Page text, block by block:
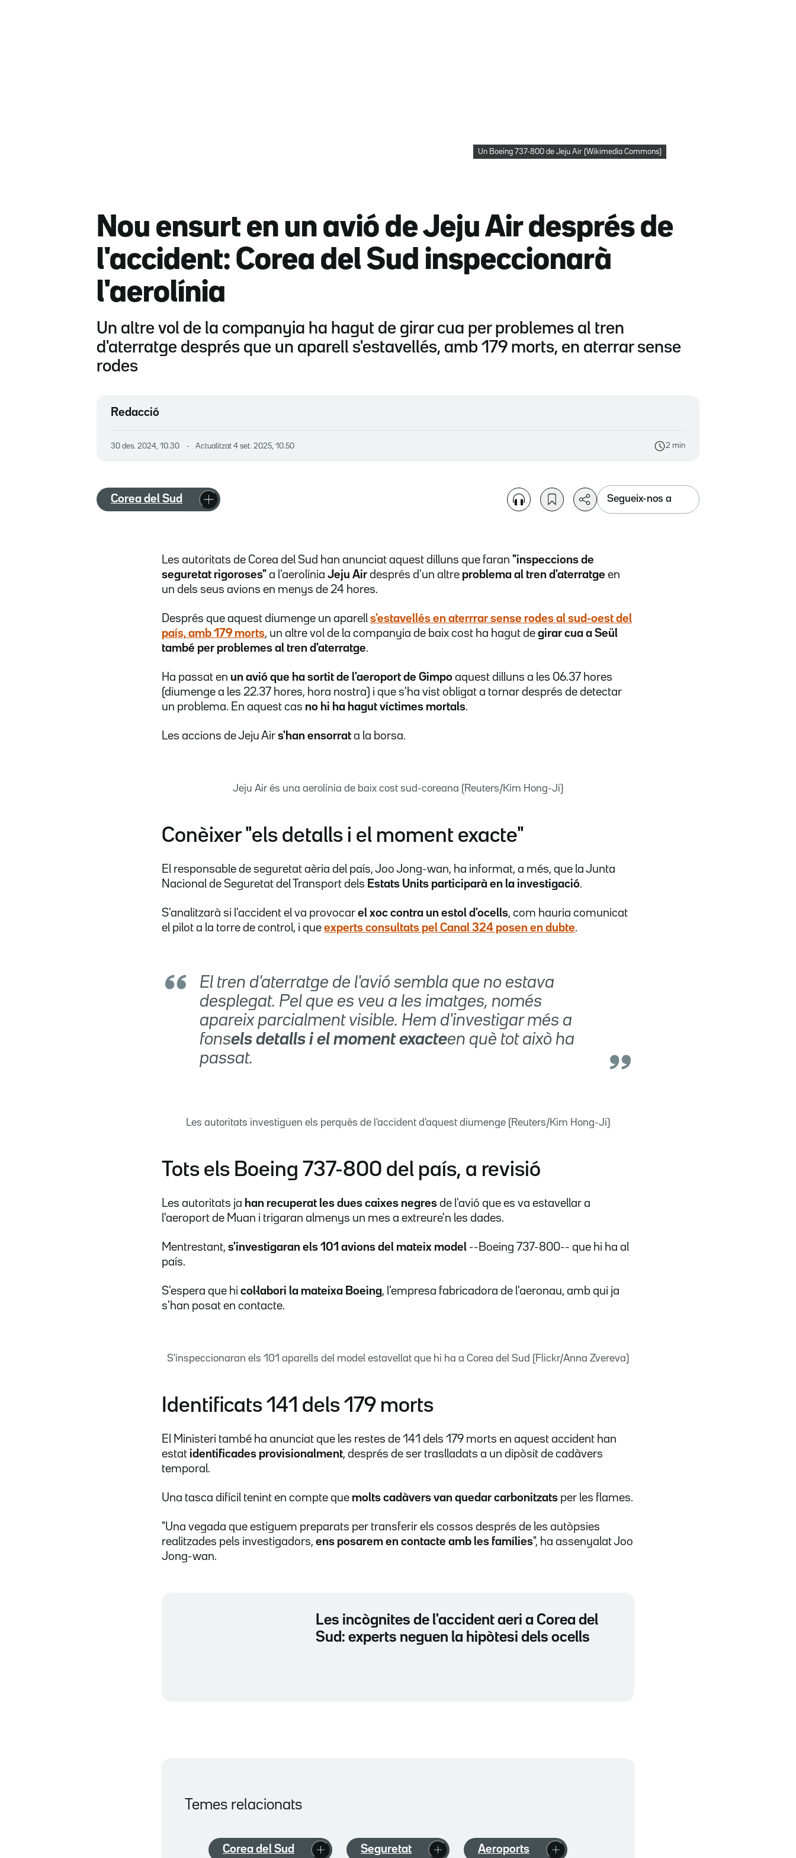
Un Boeing 737-800 de Jeju Air (Wikimedia Commons)
Nou ensurt en un avió de Jeju Air després de
l'accident: Corea del Sud inspeccionarà
l'aerolínia
Un altre vol de la companyia ha hagut de girar cua per problemes al tren
d'aterratge després que un aparell s'estavellés, amb 179 morts, en aterrar sense
rodes
Redacció
30 des. 2024, 10.30 Actualitzat 4 set. 2025, 10.50 2 min
Corea del Sud Segueix-nos a
Les autoritats de Corea del Sud han anunciat aquest dilluns que faran "inspeccions de
seguretat rigoroses" a l'aerolínia Jeju Air després d'un altre problema al tren d'aterratge en
un dels seus avions en menys de 24 hores.
Després que aquest diumenge un aparell s'estavellés en aterrrar sense rodes al sud-oest del
país, amb 179 morts, un altre vol de la companyia de baix cost ha hagut de girar cua a Seül
també per problemes al tren d'aterratge.
Ha passat en un avió que ha sortit de l'aeroport de Gimpo aquest dilluns a les 06.37 hores
(diumenge a les 22.37 hores, hora nostra) i que s'ha vist obligat a tornar després de detectar
un problema. En aquest cas no hi ha hagut víctimes mortals.
Les accions de Jeju Air s'han ensorrat a la borsa.
Jeju Air és una aerolínia de baix cost sud-coreana (Reuters/Kim Hong-Ji)
Conèixer "els detalls i el moment exacte"
El responsable de seguretat aèria del país, Joo Jong-wan, ha informat, a més, que la Junta
Nacional de Seguretat del Transport dels Estats Units participarà en la investigació.
S'analitzarà si l'accident el va provocar el xoc contra un estol d'ocells, com hauria comunicat
el pilot a la torre de control, i que experts consultats pel Canal 324 posen en dubte.
El tren d'aterratge de l'avió sembla que no estava
desplegat. Pel que es veu a les imatges, només
apareix parcialment visible. Hem d'investigar més a
fonsels detalls i el moment exacteen què tot això ha
passat.
Les autoritats investiguen els perquès de l'accident d'aquest diumenge (Reuters/Kim Hong-Ji)
Tots els Boeing 737-800 del país, a revisió
Les autoritats ja han recuperat les dues caixes negres de l'avió que es va estavellar a
l'aeroport de Muan i trigaran almenys un mes a extreure'n les dades.
Mentrestant, s'investigaran els 101 avions del mateix model --Boeing 737-800-- que hi ha al
país.
S'espera que hi col·labori la mateixa Boeing, l'empresa fabricadora de l'aeronau, amb qui ja
s'han posat en contacte.
S'inspeccionaran els 101 aparells del model estavellat que hi ha a Corea del Sud (Flickr/Anna Zvereva)
Identificats 141 dels 179 morts
El Ministeri també ha anunciat que les restes de 141 dels 179 morts en aquest accident han
estat identificades provisionalment, després de ser traslladats a un dipòsit de cadàvers
temporal.
Una tasca difícil tenint en compte que molts cadàvers van quedar carbonitzats per les flames.
"Una vegada que estiguem preparats per transferir els cossos després de les autòpsies
realitzades pels investigadors, ens posarem en contacte amb les famílies", ha assenyalat Joo
Jong-wan.
Les incògnites de l'accident aeri a Corea del
Sud: experts neguen la hipòtesi dels ocells
Temes relacionats
Corea del Sud Seguretat Aeroports